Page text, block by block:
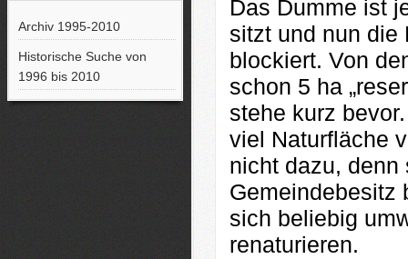
Archiv 1995-2010
Historische Suche von
1996 bis 2010
Das Dumme ist
sitzt und nun die
blockiert. Von
schon 5 ha
stehe kurz
viel Naturfläche
nicht dazu, denn
Gemeindebesitz
sich beliebig
renaturieren.